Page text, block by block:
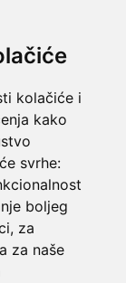
kolačiće i
kako
svrhe:
boljeg
, za
za naše